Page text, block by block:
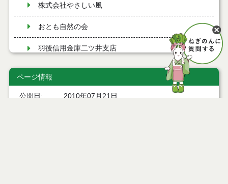
株式会社やさしい風
おとも自然の会
羽後信用金庫二ツ井支店
イオンリテール株式会社イオン能代支店
能代厚生医療センター
ページ情報
公開日
2010年07月21日